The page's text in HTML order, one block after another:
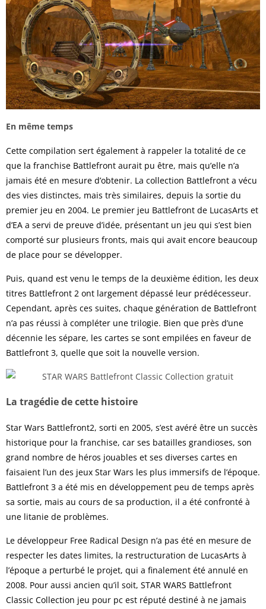
En même temps
Cette compilation sert également à rappeler la totalité de ce
que la franchise Battlefront aurait pu être, mais qu’elle n’a
jamais été en mesure d’obtenir. La collection Battlefront a vécu
des vies distinctes, mais très similaires, depuis la sortie du
premier jeu en 2004. Le premier jeu Battlefront de LucasArts et
d’EA a servi de preuve d’idée, présentant un jeu qui s’est bien
comporté sur plusieurs fronts, mais qui avait encore beaucoup
de place pour se développer.
Puis, quand est venu le temps de la deuxième édition, les deux
titres Battlefront 2 ont largement dépassé leur prédécesseur.
Cependant, après ces suites, chaque génération de Battlefront
n’a pas réussi à compléter une trilogie. Bien que près d’une
décennie les sépare, les cartes se sont empilées en faveur de
Battlefront 3, quelle que soit la nouvelle version.
La tragédie de cette histoire
Star Wars Battlefront2, sorti en 2005, s’est avéré être un succès
historique pour la franchise, car ses batailles grandioses, son
grand nombre de héros jouables et ses diverses cartes en
faisaient l’un des jeux Star Wars les plus immersifs de l’époque.
Battlefront 3 a été mis en développement peu de temps après
sa sortie, mais au cours de sa production, il a été confronté à
une litanie de problèmes.
Le développeur Free Radical Design n’a pas été en mesure de
respecter les dates limites, la restructuration de LucasArts à
l’époque a perturbé le projet, qui a finalement été annulé en
2008. Pour aussi ancien qu’il soit, STAR WARS Battlefront
Classic Collection jeu pour pc est réputé destiné à ne jamais